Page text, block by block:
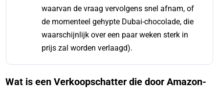
waarvan de vraag vervolgens snel afnam, of
de momenteel gehypte Dubai-chocolade, die
waarschijnlijk over een paar weken sterk in
prijs zal worden verlaagd).
Wat is een Verkoopschatter die door Amazon-